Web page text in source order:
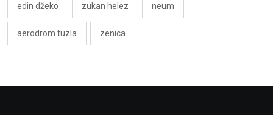
edin džeko zukan helez neum
aerodrom tuzla zenica